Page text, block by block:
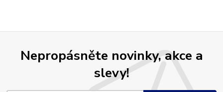
Nepropásněte novinky, akce a
slevy!